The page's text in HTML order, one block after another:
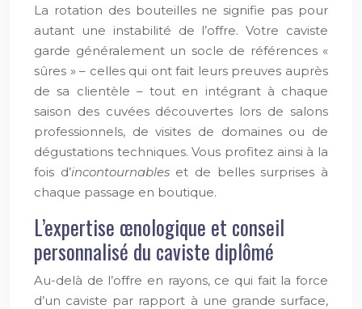
La rotation des bouteilles ne signifie pas pour
autant une instabilité de l’offre. Votre caviste
garde généralement un socle de références «
sûres » – celles qui ont fait leurs preuves auprès
de sa clientèle – tout en intégrant à chaque
saison des cuvées découvertes lors de salons
professionnels, de visites de domaines ou de
dégustations techniques. Vous profitez ainsi à la
fois d’incontournableset de belles surprises à
chaque passage en boutique.
L’expertise œnologique et conseil
personnalisé du caviste diplômé
Au-delà de l’offre en rayons, ce qui fait la force
d’un caviste par rapport à une grande surface,